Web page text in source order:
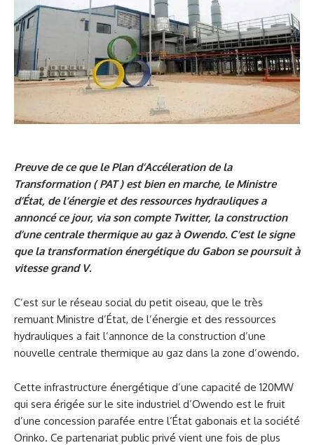
Preuve de ce que le Plan d’Accéleration de la
Transformation ( PAT ) est bien en marche, le Ministre
d’État, de l’énergie et des ressources hydrauliques a
annoncé ce jour, via son compte Twitter, la construction
d’une centrale thermique au gaz à Owendo. C’est le signe
que la transformation énergétique du Gabon se poursuit à
vitesse grand V.
C’est sur le réseau social du petit oiseau, que le très
remuant Ministre d’État, de l’énergie et des ressources
hydrauliques a fait l’annonce de la construction d’une
nouvelle centrale thermique au gaz dans la zone d’owendo.
Cette infrastructure énergétique d’une capacité de 120MW
qui sera érigée sur le site industriel d’Owendo est le fruit
d’une concession parafée entre l’État gabonais et la société
Orinko. Ce partenariat public privé vient une fois de plus